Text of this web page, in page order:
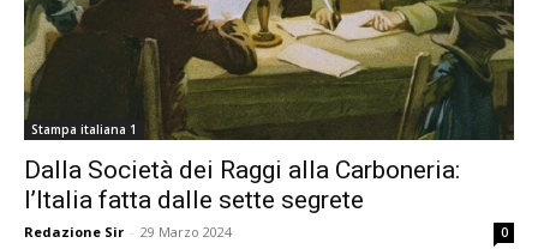
Stampa italiana 1
Dalla Società dei Raggi alla Carboneria:
l’Italia fatta dalle sette segrete
Redazione Sir - 29 Marzo 2024 0